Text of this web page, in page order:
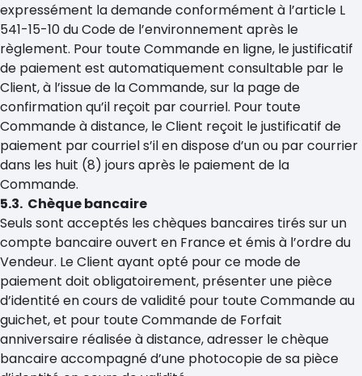
expressément la demande conformément à l’article L
541-15-10 du Code de l’environnement après le
règlement. Pour toute Commande en ligne, le justificatif
de paiement est automatiquement consultable par le
Client, à l’issue de la Commande, sur la page de
confirmation qu’il reçoit par courriel. Pour toute
Commande à distance, le Client reçoit le justificatif de
paiement par courriel s’il en dispose d’un ou par courrier
dans les huit (8) jours après le paiement de la
Commande.
5.3. Chèque bancaire
Seuls sont acceptés les chèques bancaires tirés sur un
compte bancaire ouvert en France et émis à l’ordre du
Vendeur. Le Client ayant opté pour ce mode de
paiement doit obligatoirement, présenter une pièce
d’identité en cours de validité pour toute Commande au
guichet, et pour toute Commande de Forfait
anniversaire réalisée à distance, adresser le chèque
bancaire accompagné d’une photocopie de sa pièce